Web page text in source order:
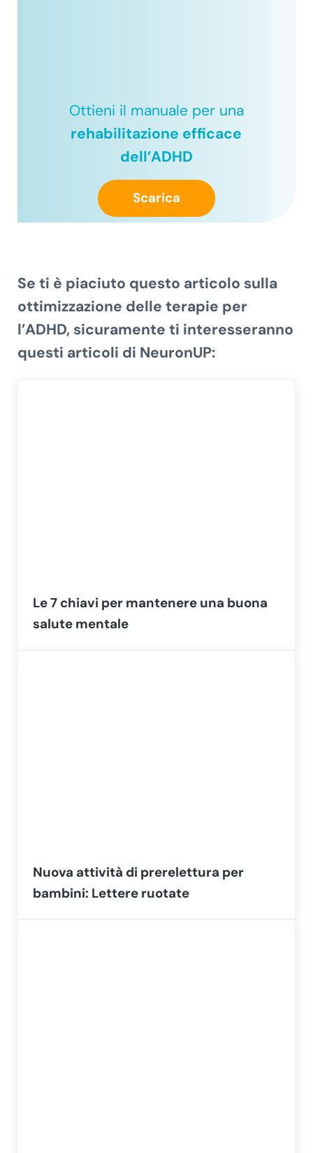
Ottieni il manuale per una
rehabilitazione efficace
dell’ADHD
Scarica
Se ti è piaciuto questo articolo sulla
ottimizzazione delle terapie per
l’ADHD, sicuramente ti interesseranno
questi articoli di NeuronUP:
Le 7 chiavi per mantenere una buona
salute mentale
Nuova attività di prerelettura per
bambini: Lettere ruotate